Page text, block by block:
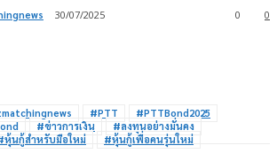
30/07/2025 0
0
#PTT
#PTTBond2025
#ข่าวการเงิน
#ลงทุนอย่างมั่นคง
หุ้นกู้สำหรับมือใหม่ #หุ้นกู้เพื่อคนรุ่นใหม่